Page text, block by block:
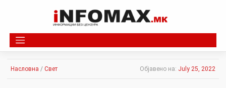
Насловна / Свет Објавено на: July 25, 2022